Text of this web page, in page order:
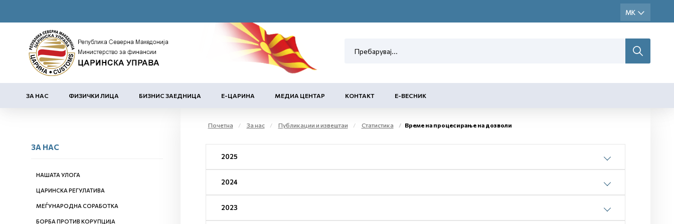
ЗА НАС ФИЗИЧКИ ЛИЦА БИЗНИС ЗАЕДНИЦА Е-ЦАРИНА МЕДИА ЦЕНТАР КОНТАКТ Е-ВЕСНИК
ЗА НАС
НАШАТА УЛОГА
ЦАРИНСКА РЕГУЛАТИВА
МЕЃУНАРОДНА СОРАБОТКА
БОРБА ПРОТИВ КОРУПЦИЈА
Почетна За нас Публикации и извештаи Статистика Време на процесирање на дозволи
2025
2024
2023